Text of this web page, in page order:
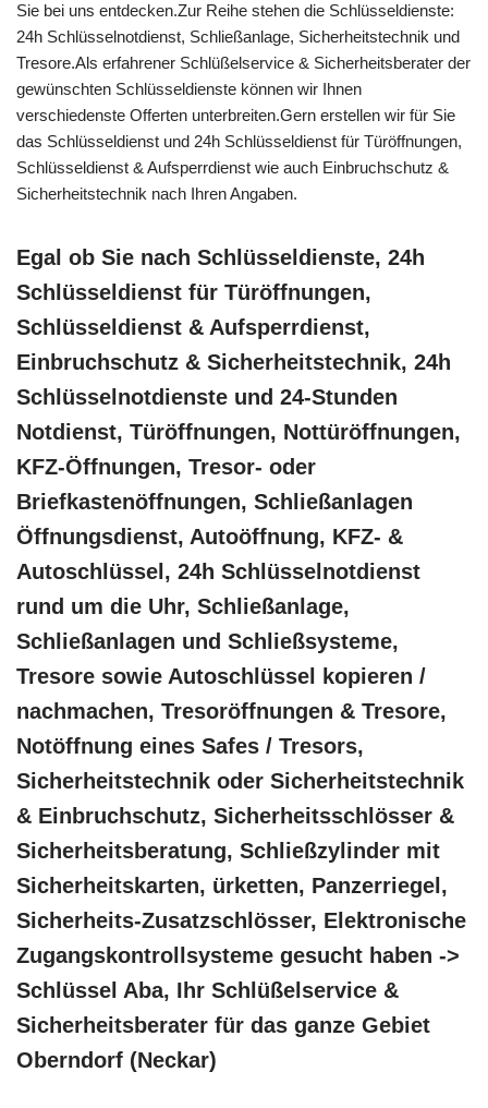
Sie bei uns entdecken.Zur Reihe stehen die Schlüsseldienste:
24h Schlüsselnotdienst, Schließanlage, Sicherheitstechnik und
Tresore.Als erfahrener Schlüßelservice & Sicherheitsberater der
gewünschten Schlüsseldienste können wir Ihnen
verschiedenste Offerten unterbreiten.Gern erstellen wir für Sie
das Schlüsseldienst und 24h Schlüsseldienst für Türöffnungen,
Schlüsseldienst & Aufsperrdienst wie auch Einbruchschutz &
Sicherheitstechnik nach Ihren Angaben.
Egal ob Sie nach Schlüsseldienste, 24h
Schlüsseldienst für Türöffnungen,
Schlüsseldienst & Aufsperrdienst,
Einbruchschutz & Sicherheitstechnik, 24h
Schlüsselnotdienste und 24-Stunden
Notdienst, Türöffnungen, Nottüröffnungen,
KFZ-Öffnungen, Tresor- oder
Briefkastenöffnungen, Schließanlagen
Öffnungsdienst, Autoöffnung, KFZ- &
Autoschlüssel, 24h Schlüsselnotdienst
rund um die Uhr, Schließanlage,
Schließanlagen und Schließsysteme,
Tresore sowie Autoschlüssel kopieren /
nachmachen, Tresoröffnungen & Tresore,
Notöffnung eines Safes / Tresors,
Sicherheitstechnik oder Sicherheitstechnik
& Einbruchschutz, Sicherheitsschlösser &
Sicherheitsberatung, Schließzylinder mit
Sicherheitskarten, ürketten, Panzerriegel,
Sicherheits-Zusatzschlösser, Elektronische
Zugangskontrollsysteme gesucht haben ->
Schlüssel Aba, Ihr Schlüßelservice &
Sicherheitsberater für das ganze Gebiet
Oberndorf (Neckar)